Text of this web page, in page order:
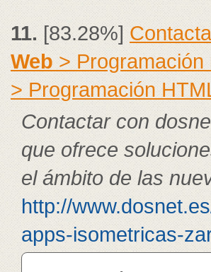
11.[83.28%]
Web >
> Programación
Contactar con
que ofrece
el ámbito de las
http://
apps-isometricas-